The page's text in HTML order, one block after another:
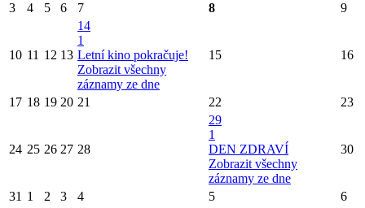
3
4 5 6 7 8 9
10 11 12 13
14
1
Letní kino pokračuje!
Zobrazit všechny
záznamy ze dne
15 16
17 18 19 20 21 22 23
24 25 26 27 28
29
1
DEN ZDRAVÍ
Zobrazit všechny
záznamy ze dne
30
31 1 2 3 4 5 6